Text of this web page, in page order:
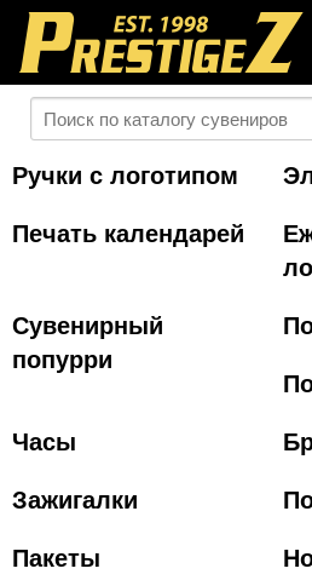
Ручки с логотипом
Печать календарей
Сувенирный
попурри
Часы
Зажигалки
Пакеты